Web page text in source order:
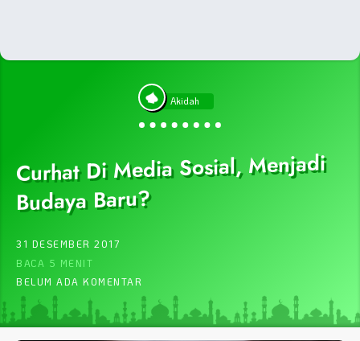
Akidah
Curhat Di Media Sosial, Menjadi
Budaya Baru?
31 DESEMBER 2017
BACA 5 MENIT
BELUM ADA KOMENTAR